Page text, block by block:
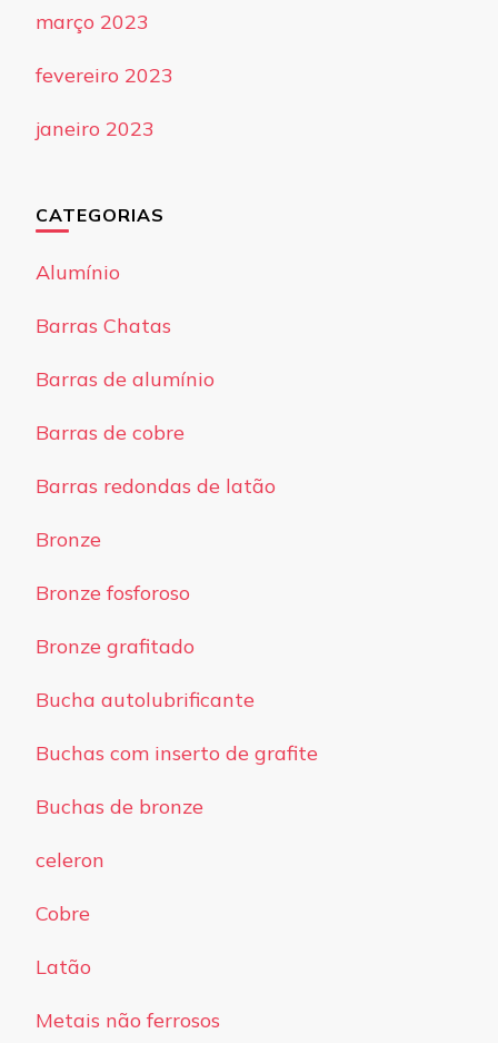
março 2023
fevereiro 2023
janeiro 2023
CATEGORIAS
Alumínio
Barras Chatas
Barras de alumínio
Barras de cobre
Barras redondas de latão
Bronze
Bronze fosforoso
Bronze grafitado
Bucha autolubrificante
Buchas com inserto de grafite
Buchas de bronze
celeron
Cobre
Latão
Metais não ferrosos